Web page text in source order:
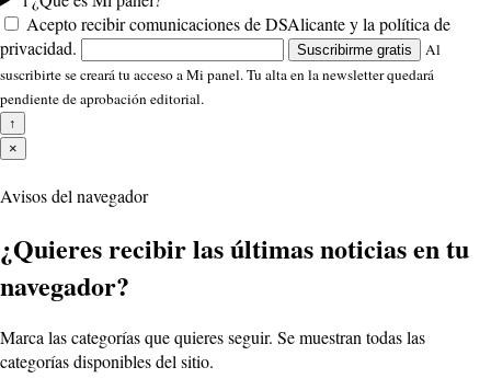
Acepto recibir comunicaciones de DSAlicante y la política de
privacidad.
Suscribirme gratis
Al
suscribirte se creará tu acceso a Mi panel. Tu alta en la newsletter quedará
pendiente de aprobación editorial.
↑
×
Avisos del navegador
¿Quieres recibir las últimas noticias en tu
navegador?
Marca las categorías que quieres seguir. Se muestran todas las
categorías disponibles del sitio.